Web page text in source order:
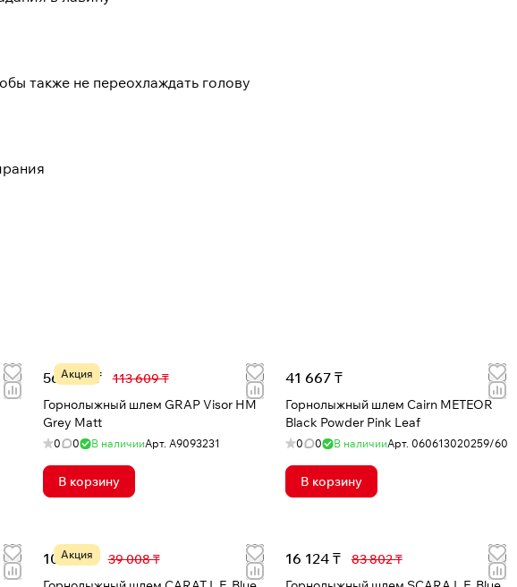
также не переохлаждать голову
Акция
56 984 ₸
113 609 ₸
Горнолыжный шлем GRAP Visor HM
Grey Matt
0 0 В наличииАрт. A9093231
В корзину
41 667 ₸
Горнолыжный шлем Cairn METEOR
Black Powder Pink Leaf
0 0 В наличииАрт. 060613020259/60
В корзину
Акция
10 747 ₸
39 008 ₸
16 124 ₸
83 802 ₸